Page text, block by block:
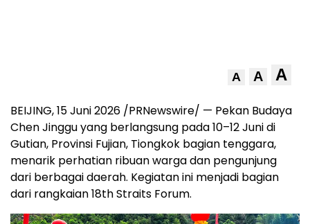
A A A
BEIJING, 15 Juni 2026 /PRNewswire/ — Pekan Budaya
Chen Jinggu yang berlangsung pada 10–12 Juni di
Gutian, Provinsi Fujian, Tiongkok bagian tenggara,
menarik perhatian ribuan warga dan pengunjung
dari berbagai daerah. Kegiatan ini menjadi bagian
dari rangkaian 18th Straits Forum.